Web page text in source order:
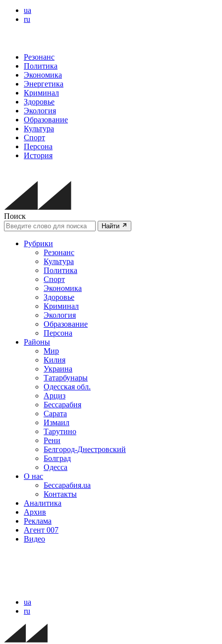
ua
ru
Резонанс
Политика
Экономика
Энергетика
Криминал
Здоровье
Экология
Образование
Культура
Спорт
Персона
История
Поиск
Найти
Рубрики
Резонанс
Культура
Политика
Спорт
Экономика
Здоровье
Криминал
Экология
Образование
Персона
Районы
Мир
Килия
Украина
Татарбунары
Одесская обл.
Арциз
Бессарабия
Сарата
Измаил
Тарутино
Рени
Белгород-Днестровский
Болград
Одесса
О нас
Бессарабия.ua
Контакты
Аналитика
Архив
Реклама
Агент 007
Видео
ua
ru